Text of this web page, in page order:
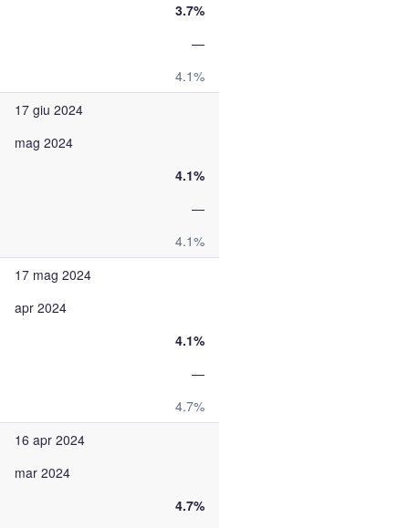
3.7%
—
4.1%
17 giu 2024
mag 2024
4.1%
—
4.1%
17 mag 2024
apr 2024
4.1%
—
4.7%
16 apr 2024
mar 2024
4.7%